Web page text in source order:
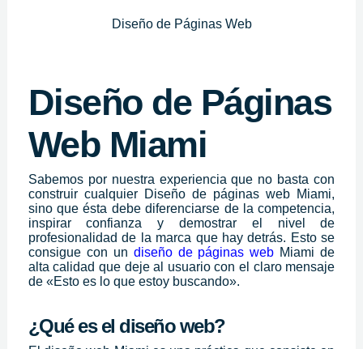
Diseño de Páginas Web
Diseño de Páginas
Web Miami
Sabemos por nuestra experiencia que no basta con
construir cualquier Diseño de páginas web Miami,
sino que ésta debe diferenciarse de la competencia,
inspirar confianza y demostrar el nivel de
profesionalidad de la marca que hay detrás. Esto se
consigue con un diseño de páginas web Miami de
alta calidad que deje al usuario con el claro mensaje
de «Esto es lo que estoy buscando».
¿Qué es el diseño web?